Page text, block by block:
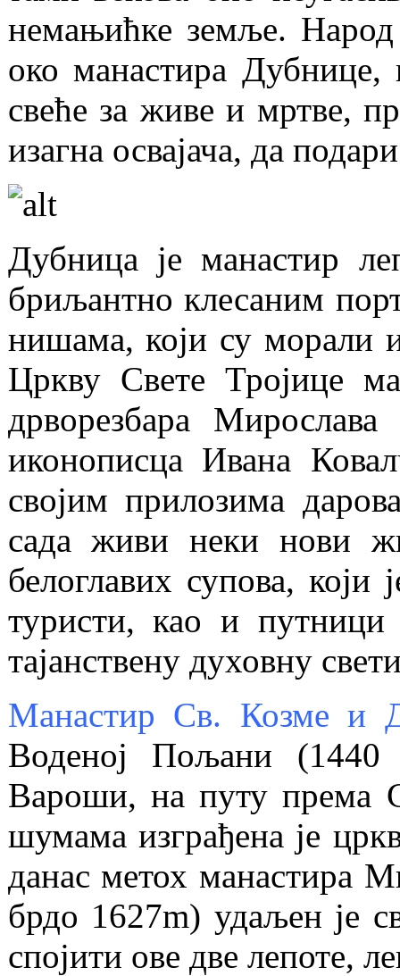
немањићке земље.
око манастира
свеће за живе и мртве,
изагна освајача, да
Дубница је манастир
бриљантно клесаним
нишама, који су морали
Цркву Свете Тројице
дрворезбара
иконописца Ивана
својим прилозима
сада живи неки нови
белоглавих супова,
туристи, као и
тајанствену духовну
Манастир Св. Козме и
Воденој Пољани
Вароши, на путу према
шумама изграђена је
данас метох манастира
брдо 1627m) удаљен је
спојити ове две лепоте,